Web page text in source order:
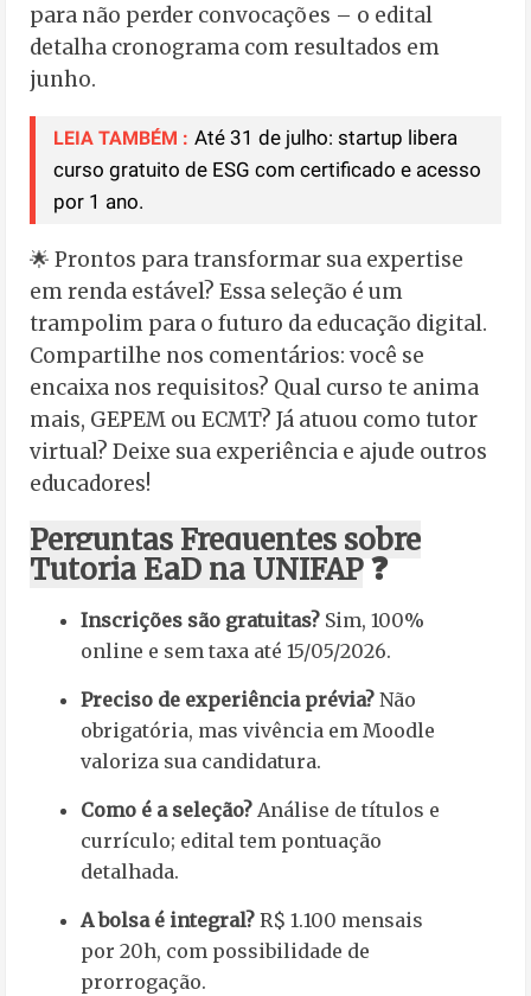
para não perder convocações – o edital
detalha cronograma com resultados em
junho.
LEIA TAMBÉM : Até 31 de julho: startup libera
curso gratuito de ESG com certificado e acesso
por 1 ano.
🌟 Prontos para transformar sua expertise
em renda estável? Essa seleção é um
trampolim para o futuro da educação digital.
Compartilhe nos comentários: você se
encaixa nos requisitos? Qual curso te anima
mais, GEPEM ou ECMT? Já atuou como tutor
virtual? Deixe sua experiência e ajude outros
educadores!
Perguntas Frequentes sobre
Tutoria EaD na UNIFAP❓
Inscrições são gratuitas?Sim, 100%
online e sem taxa até 15/05/2026.
Preciso de experiência prévia?Não
obrigatória, mas vivência em Moodle
valoriza sua candidatura.
Como é a seleção?Análise de títulos e
currículo; edital tem pontuação
detalhada.
A bolsa é integral?R$ 1.100 mensais
por 20h, com possibilidade de
prorrogação.